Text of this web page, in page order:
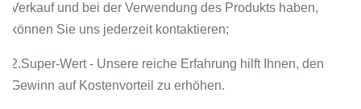
Verkauf und bei der Verwendung des Produkts haben,
können Sie uns jederzeit kontaktieren;
2.Super-Wert - Unsere reiche Erfahrung hilft Ihnen, den
Gewinn auf Kostenvorteil zu erhöhen.